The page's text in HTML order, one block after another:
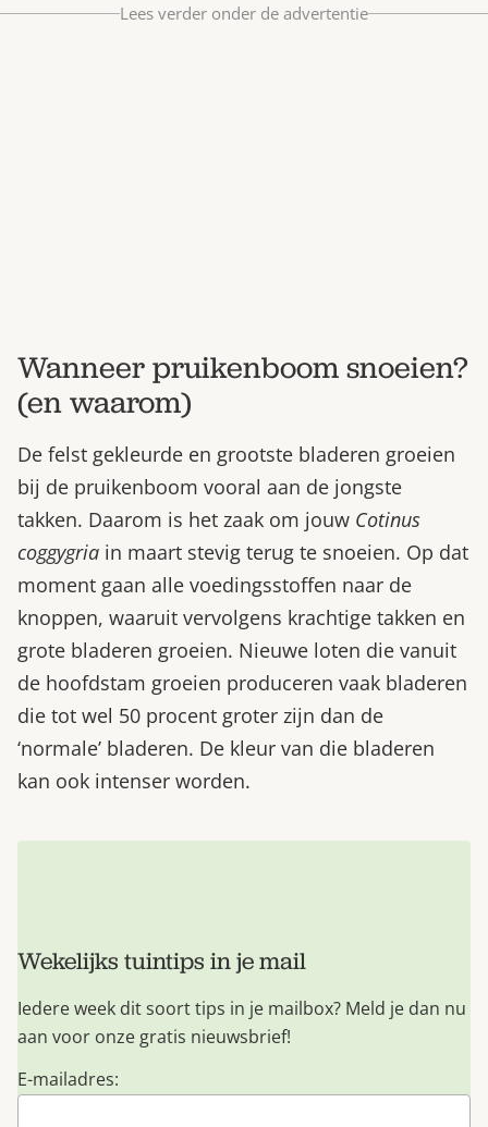
Lees verder onder de advertentie
Wanneer pruikenboom snoeien?
(en waarom)
De felst gekleurde en grootste bladeren groeien
bij de pruikenboom vooral aan de jongste
takken. Daarom is het zaak om jouw Cotinus
coggygria in maart stevig terug te snoeien. Op dat
moment gaan alle voedingsstoffen naar de
knoppen, waaruit vervolgens krachtige takken en
grote bladeren groeien. Nieuwe loten die vanuit
de hoofdstam groeien produceren vaak bladeren
die tot wel 50 procent groter zijn dan de
‘normale’ bladeren. De kleur van die bladeren
kan ook intenser worden.
Wekelijks tuintips in je mail
Iedere week dit soort tips in je mailbox? Meld je dan nu
aan voor onze gratis nieuwsbrief!
E-mailadres: